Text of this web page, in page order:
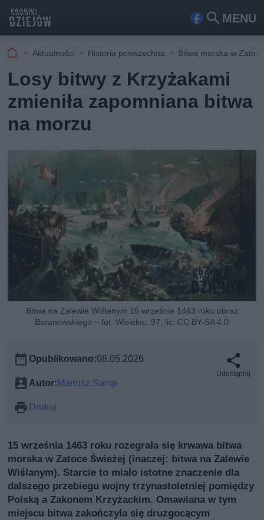
MENU
Fa
ook
Szu
Aktualności Historia powszechna Bitwa morska w
Losy bitwy z Krzyżakami
zmieniła zapomniana bitwa
na morzu
Bitwa na Zalewie Wiślanym 15 września 1463 roku obraz
Baranowskiego – fot. Wisielec. 97, lic. CC BY-SA 4.0
Opublikowano:08.05.2026
Autor: Mariusz Samp
Drukuj
Udostępnij
15 września 1463 roku rozegrała się krwawa bitwa
morska w Zatoce Świeżej (inaczej: bitwa na Zalewie
Wiślanym). Starcie to miało istotne znaczenie dla
dalszego przebiegu wojny trzynastoletniej pomiędzy
Polską a Zakonem Krzyżackim. Omawiana w tym
miejscu bitwa zakończyła się druzgocącym